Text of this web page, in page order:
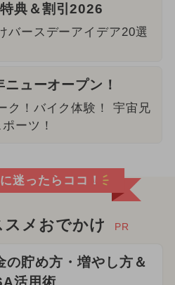
典＆割引2026
バースデーアイデア20選
ューオープン！
ク！バイク体験！ 宇宙兄
ーツ！
迷ったらココ！
メおでかけ PR
の貯め方・増やし方＆
活用術